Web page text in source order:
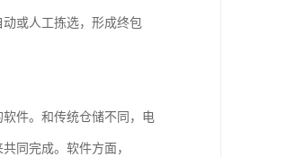
或人工拣选，形成终包
件。和传统仓储不同，电
同完成。软件方面，